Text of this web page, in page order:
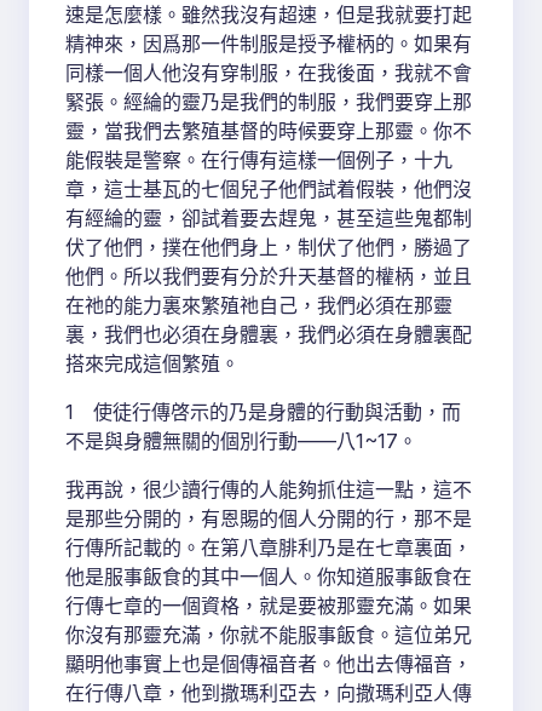
速是怎麼樣。雖然我沒有超速，但是我就要打起
精神來，因爲那一件制服是授予權柄的。如果有
同樣一個人他沒有穿制服，在我後面，我就不會
緊張。經綸的靈乃是我們的制服，我們要穿上那
靈，當我們去繁殖基督的時候要穿上那靈。你不
能假裝是警察。在行傳有這樣一個例子，十九
章，這士基瓦的七個兒子他們試着假裝，他們沒
有經綸的靈，卻試着要去趕鬼，甚至這些鬼都制
伏了他們，撲在他們身上，制伏了他們，勝過了
他們。所以我們要有分於升天基督的權柄，並且
在祂的能力裏來繁殖祂自己，我們必須在那靈
裏，我們也必須在身體裏，我們必須在身體裏配
搭來完成這個繁殖。
1 使徒行傳啓示的乃是身體的行動與活動，而
不是與身體無關的個別行動——八1~17。
我再說，很少讀行傳的人能夠抓住這一點，這不
是那些分開的，有恩賜的個人分開的行，那不是
行傳所記載的。在第八章腓利乃是在七章裏面，
他是服事飯食的其中一個人。你知道服事飯食在
行傳七章的一個資格，就是要被那靈充滿。如果
你沒有那靈充滿，你就不能服事飯食。這位弟兄
顯明他事實上也是個傳福音者。他出去傳福音，
在行傳八章，他到撒瑪利亞去，向撒瑪利亞人傳